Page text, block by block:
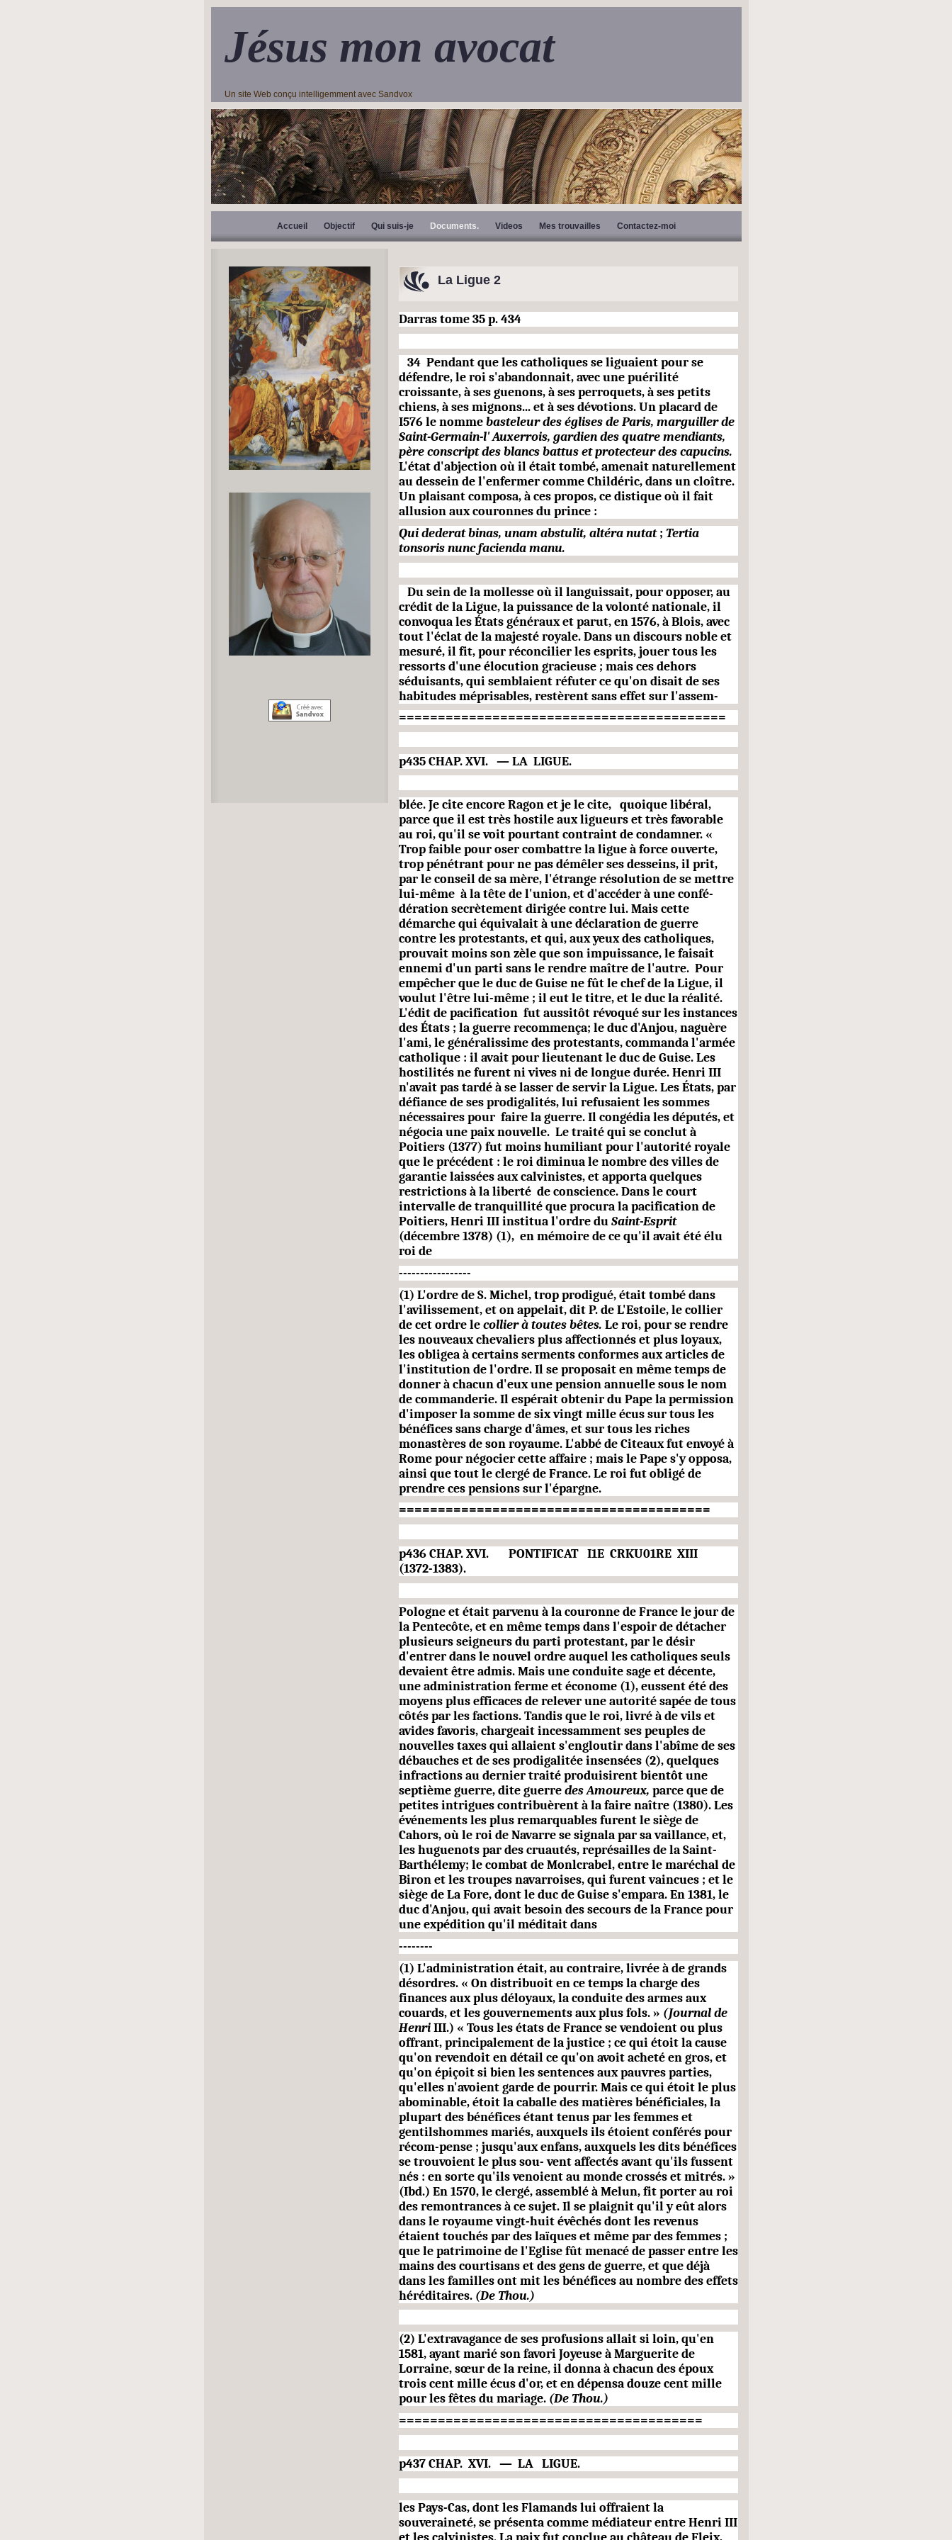
Jésus mon avocat
Un site Web conçu intelligemment avec Sandvox
Accueil Objectif Qui suis-je Documents. Videos Mes trouvailles Contactez-moi
La Ligue 2
Darras tome 35 p. 434
34 Pendant que les catholiques se liguaient pour se
défendre, le roi s'abandonnait, avec une puérilité
croissante, à ses guenons, à ses perroquets, à ses petits
chiens, à ses mignons... et à ses dévo­tions. Un placard de
I576 le nommebasteleur des églises de Paris, marguiller de
Saint-Germain-l' Auxerrois, gardien des quatre men­diants,
père conscript des blancs battus et protecteur des capucins.
L'état d'abjection où il était tombé, amenait naturellement
au dessein de l'enfermer comme Childéric, dans un cloître.
Un plaisant composa, à ces propos, ce distique où il fait
allusion aux couronnes du prince :
Qui dederat binas, unam abstulit, altéra nutat; Tertia
tonsoris nunc facienda manu.
Du sein de la mollesse où il languissait, pour opposer, au
crédit de la Ligue, la puissance de la volonté nationale, il
convoqua les États généraux et parut, en 1576,à Blois, avec
tout l'éclat de la majesté royale. Dans un discours noble et
mesuré, il fit, pour ré­concilier les esprits, jouer tous les
ressorts d'une élocution gra­cieuse ; mais ces dehors
séduisants, qui semblaient réfuter ce qu'on disait de ses
habitudes méprisables, restèrent sans effet sur l'assem-
==========================================
p435 CHAP.XVI. — LA LIGUE.
blée. Je cite encore Ragon et je le cite, quoique libéral,
parce que il est très hostile aux ligueurs et très favorable
au roi, qu'il se voit pourtant contraint de condamner. «
Trop faible pour oser combattre la ligue à force ouverte,
trop pénétrant pour ne pas démêler ses desseins, il prit,
par le conseil de sa mère, l'étrange résolution de se mettre
lui-même à la tête de l'union, et d'accéder à une confé­
dération secrètement dirigée contre lui. Mais cette
démarche qui équivalait à une déclaration de guerre
contre les protestants, et qui, aux yeux des catholiques,
prouvait moins son zèle que son impuissance, le faisait
ennemi d'un parti sans le rendre maître de l'autre. Pour
empêcher que le duc de Guise ne fût le chef de la Ligue, il
voulut l'être lui-même ; il eut le titre, et le duc la réalité.
L'édit de pacification fut aussitôt révoqué sur les instances
des États ; la guerre recommença; le duc d'Anjou, naguère
l'ami, le généralissime des protestants, commanda l'armée
catholique : il avait pour lieutenant le duc de Guise. Les
hostilités ne furent ni vives ni de longue durée. HenriIII
n'avait pas tardé à se lasser de servir la Ligue. Les États, par
défiance de ses prodigalités, lui refu­saient les sommes
nécessaires pour faire la guerre. Il congédia les députés, et
négocia une paix nouvelle. Le traité qui se conclut à
Poitiers (1377) fut moins humiliant pour l'autorité royale
que le précédent : le roi diminua le nombre des villes de
garantie laissées aux calvinistes, et apporta quelques
restrictions à la liberté de conscience. Dans le court
intervalle de tranquillité que procura la pacification de
Poitiers, HenriIIIinstitua l'ordre duSaint-Esprit
(décembre 1378) (1), en mémoire de ce qu'il avait été élu
roi de
-----------------
(1) L'ordre de S. Michel, trop prodigué, était tombé dans
l'avilissement, et on appelait, dit P. de L'Estoile, le collier
de cet ordre lecollier à toutes bêtes. Le roi, pour se rendre
les nouveaux chevaliers plus affectionnés et plus loyaux,
les obligea à certains serments conformes aux articles de
l'institution de l'ordre. Il se proposait en même temps de
donner à chacun d'eux une pension annuelle sous le nom
de commanderie. Il espérait obtenir du Pape la permission
d'im­poser la somme de six vingt mille écus sur tous les
bénéfices sans charge d'âmes, et sur tous les riches
monastères de son royaume. L'abbé de Citeaux fut envoyé à
Rome pour négocier cette affaire ; mais le Pape s'y opposa,
ainsi que tout le clergé de France. Le roi fut obligé de
prendre ces pensions sur l'é­pargne.
========================================
p436 CHAP. XVI. PONTIFICATI1E CRKU01RE XIII
(1372-1383).
Pologne et était parvenu à la couronne de France le jour de
la Pentecôte, et en même temps dans l'espoir de détacher
plusieurs seigneurs du parti protestant, par le désir
d'entrer dans le nouvel ordre auquel les catholiques seuls
devaient être admis. Mais une conduite sage et décente,
une administration ferme et économe (1), eussent été des
moyens plus efficaces de relever une autorité sapée de tous
côtés par les factions. Tandis que le roi, livré à de vils et
avides favoris, chargeait incessamment ses peuples de
nouvelles taxes qui allaient s'engloutir dans l'abîme de ses
débauches et de ses prodigalitée insensées (2), quelques
infractions au dernier traité produisirent bientôt une
septième guerre, dite guerredes Amou­reux, parce que de
petites intrigues contribuèrent à la faire naître (1380). Les
événements les plus remarquables furent le siège de
Cahors, où le roi de Navarre se signala par sa vaillance, et,
les huguenots par des cruautés, représailles de la Saint-
Barthélemy; le combat de Monlcrabel, entre le maréchal de
Biron et les troupes navarroises, qui furent vaincues ; et le
siège de La Fore, dont le duc de Guise s'empara. En 1381, le
duc d'Anjou, qui avait besoin des secours de la France pour
une expédition qu'il méditait dans
--------
(1) L'administration était, au contraire, livrée à de grands
désordres. « On distribuoit en ce temps la charge des
finances aux plus déloyaux, la conduite des armes aux
couards, et les gouvernements aux plus fols. » (Journal de
HenriIII.) « Tous les états de France se vendoient ou plus
offrant, principalement de la justice ; ce qui étoit la cause
qu'on revendoit en détail ce qu'on avoit acheté en gros, et
qu'on épiçoit si bien les sentences aux pauvres parties,
qu'elles n'avoient garde de pourrir. Mais ce qui étoit le plus
abominable, étoit la caballe des matières bénéficiales, la
plupart des bénéfices étant tenus par les femmes et
gentilshommes mariés, auxquels ils étoient conférés pour
récom-pense ; jusqu'aux enfans, auxquels les dits bénéfices
se trouvoient le plus sou- vent affectés avant qu'ils fussent
nés : en sorte qu'ils venoient au monde crosséset mitrés. »
(Ibd.) En 1570, le clergé, assemblé à Melun, fit porter au roi
desremontrances à ce sujet. Il se plaignit qu'il y eût alors
dans le royaume vingt-huit évêchés dont les revenus
étaient touchés par des laïques et même par des femmes ;
que le patrimoine de l'Eglise fût menacé de passer entre les
mains des courtisans et des gens de guerre, et que déjà
dans les familles ont mit les béné­fices au nombre des effets
héréditaires. (De Thou.)
(2) L'extravagance de ses profusions allait si loin, qu'en
1581, ayant marié son favori Joyeuse à Marguerite de
Lorraine, sœur de la reine, il donna à chacun des époux
trois cent mille écus d'or, et en dépensa douze cent mille
pour les fêtes du mariage. (De Thou.)
=======================================
p437 CHAP. XVI. — LA LIGUE.
les Pays-Cas, dont les Flamands lui offraient la
souveraineté, se présenta comme médiateur entre Henri III